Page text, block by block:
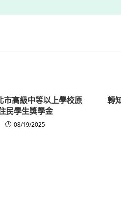
市高級中等以上學校原
民學生獎學金
08/19/2025
轉